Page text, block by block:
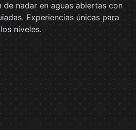
de nadar en aguas abiertas con
Experiencias únicas para
niveles.